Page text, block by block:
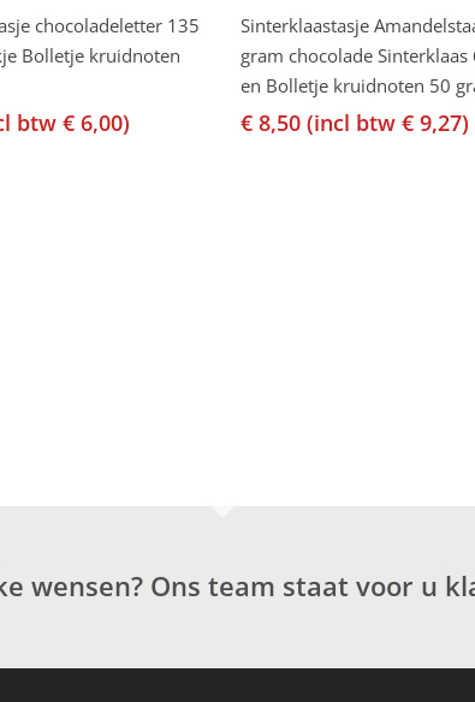
Lees Verder
chocoladeletter 135
Bolletje kruidnoten
btw €6,00)
Lees Verder
Sinterklaastasje
gram chocolade Sinterklaas
en Bolletje kruidnoten 50
€ 8,50 (incl btw € 9,27)
wensen? Ons team staat voor u